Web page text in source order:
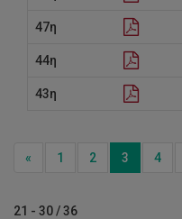
47η
44η
43η
« Previous
1 2 3 4
21 - 30 / 36